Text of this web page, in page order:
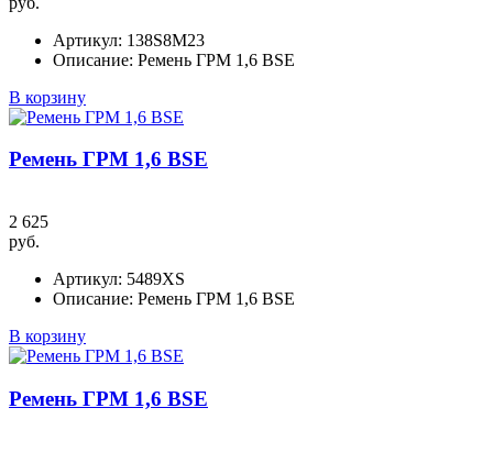
Артикул: 138S8M23
Описание: Ремень ГРМ 1,6 BSE
В корзину
Ремень ГРМ 1,6 BSE
2 625
руб.
Артикул: 5489XS
Описание: Ремень ГРМ 1,6 BSE
В корзину
Ремень ГРМ 1,6 BSE